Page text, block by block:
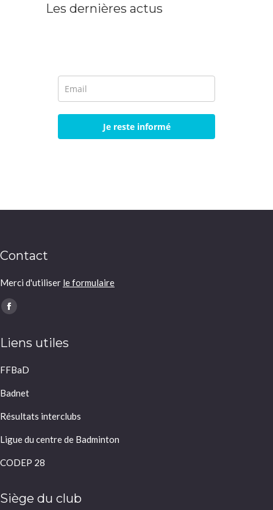
Les dernières actus
Je reste informé
Contact
Merci d'utiliser le formulaire
Trouvez nous sur :
Facebook
opens
new
window
Liens utiles
FFBaD
Badnet
Résultats interclubs
Ligue du centre de Badminton
CODEP 28
Siège du club